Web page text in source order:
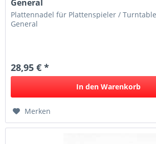
General
Plattennadel für Plattenspieler /
General
28,95 € *
In den Warenkorb
Merken